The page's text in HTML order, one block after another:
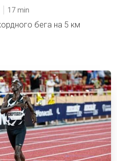
17
бега на 5 км